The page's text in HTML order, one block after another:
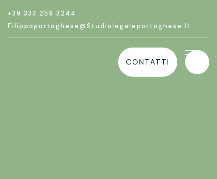
+39 333 259 3244
Filippoportoghese@studiolegaleportoghese.it
CONTATTI